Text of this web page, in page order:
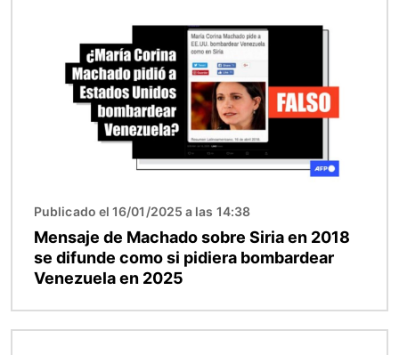
Publicado el 16/01/2025 a las 14:38
Mensaje de Machado sobre Siria en 2018
se difunde como si pidiera bombardear
Venezuela en 2025